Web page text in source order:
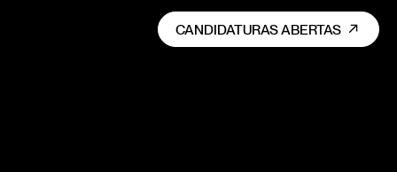
CANDIDATURAS ABERTAS